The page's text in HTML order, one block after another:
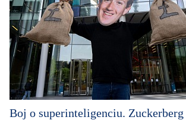
Boj o superinteligenciu.